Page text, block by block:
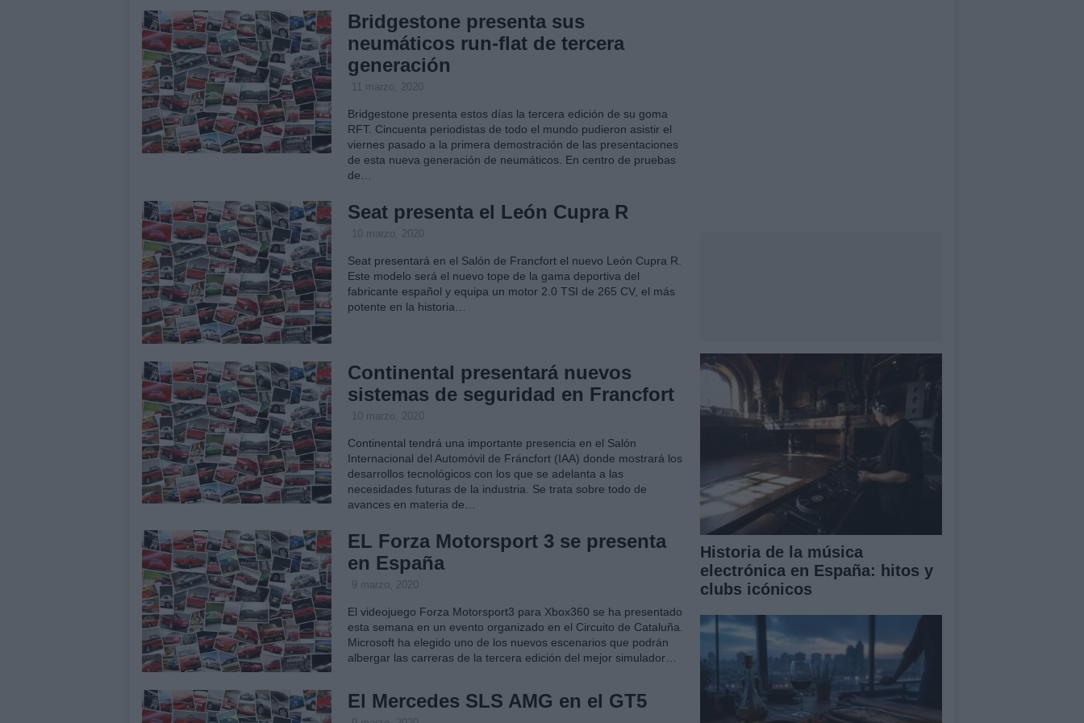
Bridgestone presenta sus
neumáticos run-flat de tercera
generación
11 marzo, 2020
Bridgestone presenta estos días la tercera edición de su goma
RFT. Cincuenta periodistas de todo el mundo pudieron asistir el
viernes pasado a la primera demostración de las presentaciones
de esta nueva generación de neumáticos. En centro de pruebas
de…
Seat presenta el León Cupra R
10 marzo, 2020
Seat presentará en el Salón de Francfort el nuevo León Cupra R.
Este modelo será el nuevo tope de la gama deportiva del
fabricante español y equipa un motor 2.0 TSI de 265 CV, el más
potente en la historia…
Continental presentará nuevos
sistemas de seguridad en Francfort
10 marzo, 2020
Continental tendrá una importante presencia en el Salón
Internacional del Automóvil de Fráncfort (IAA) donde mostrará los
desarrollos tecnológicos con los que se adelanta a las
necesidades futuras de la industria. Se trata sobre todo de
avances en materia de…
EL Forza Motorsport 3 se presenta
en España
9 marzo, 2020
El videojuego Forza Motorsport3 para Xbox360 se ha presentado
esta semana en un evento organizado en el Circuito de Cataluña.
Microsoft ha elegido uno de los nuevos escenarios que podrán
albergar las carreras de la tercera edición del mejor simulador…
El Mercedes SLS AMG en el GT5
Historia de la música
electrónica en España: hitos y
clubs icónicos